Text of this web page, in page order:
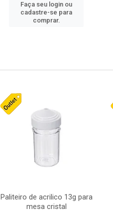
Faça seu login ou
cadastre-se para
comprar.
Paliteiro de acrilico 13g para
mesa cristal